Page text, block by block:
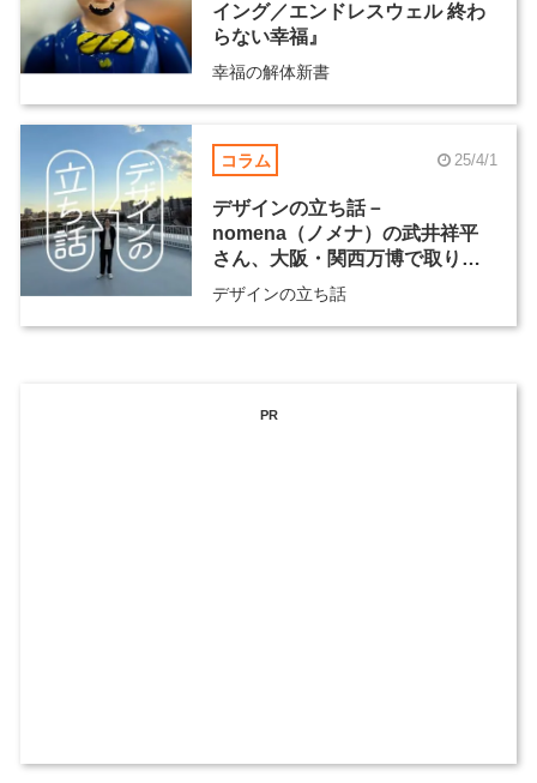
イング／エンドレスウェル 終わ
らない幸福』
幸福の解体新書
コラム 25/4/1
デザインの立ち話－
nomena（ノメナ）の武井祥平
さん、大阪・関西万博で取り組
む“前例のないものづくり”
デザインの立ち話
PR